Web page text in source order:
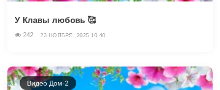
У Клавы любовь 🥰
242 23 НОЯБРЯ, 2025 10:40
Видео Дом-2